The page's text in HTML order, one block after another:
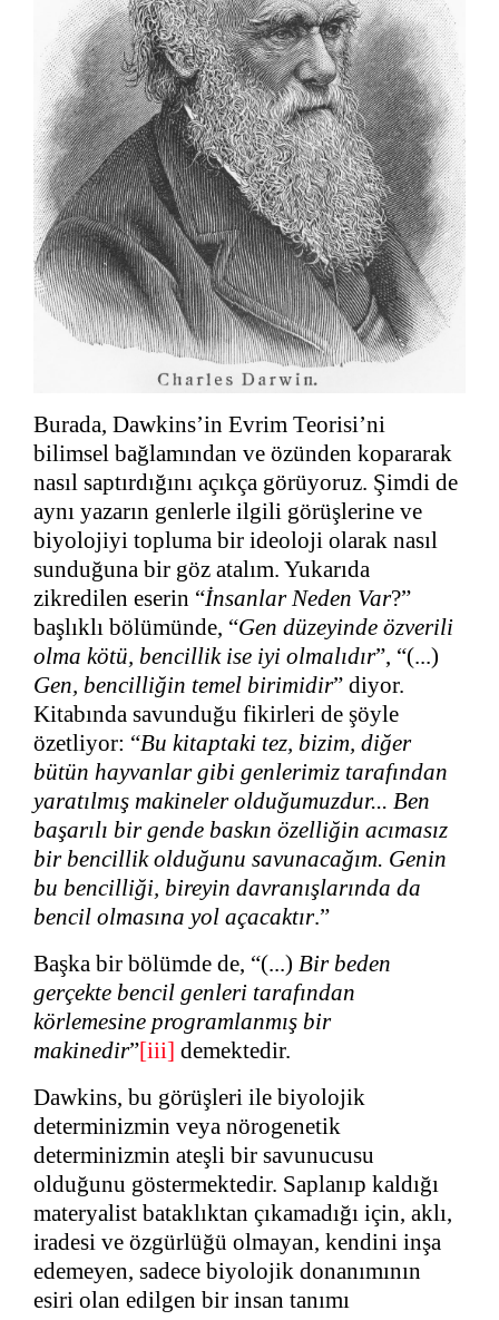
Burada, Dawkins’in Evrim Teorisi’ni
bilimsel bağlamından ve özünden kopararak
nasıl saptırdığını açıkça görüyoruz. Şimdi de
aynı yazarın genlerle ilgili görüşlerine ve
biyolojiyi topluma bir ideoloji olarak nasıl
sunduğuna bir göz atalım. Yukarıda
zikredilen eserin “İnsanlar Neden Var?”
başlıklı bölümünde, “Gen düzeyinde özverili
olma kötü, bencillik ise iyi olmalıdır”, “(...)
Gen, bencilliğin temel birimidir” diyor.
Kitabında savunduğu fikirleri de şöyle
özetliyor: “Bu kitaptaki tez, bizim, diğer
bütün hayvanlar gibi genlerimiz tarafından
yaratılmış makineler olduğumuzdur... Ben
başarılı bir gende baskın özelliğin acımasız
bir bencillik olduğunu savunacağım. Genin
bu bencilliği, bireyin davranışlarında da
bencil olmasına yol açacaktır.”
Başka bir bölümde de, “(...) Bir beden
gerçekte bencil genleri tarafından
körlemesine programlanmış bir
makinedir”[iii] demektedir.
Dawkins, bu görüşleri ile biyolojik
determinizmin veya nörogenetik
determinizmin ateşli bir savunucusu
olduğunu göstermektedir. Saplanıp kaldığı
materyalist bataklıktan çıkamadığı için, aklı,
iradesi ve özgürlüğü olmayan, kendini inşa
edemeyen, sadece biyolojik donanımının
esiri olan edilgen bir insan tanımı